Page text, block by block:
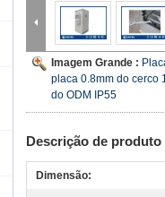
Imagem Grande :
placa 0.8mm do cerco
do ODM IP55
Descrição de produto
Dimensão: